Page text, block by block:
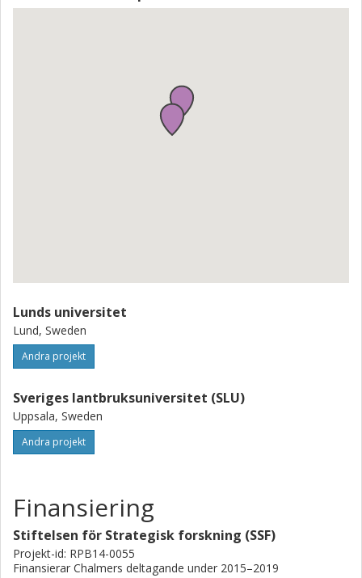
Lunds universitet
Lund, Sweden
Andra projekt
Sveriges lantbruksuniversitet (SLU)
Uppsala, Sweden
Andra projekt
Finansiering
Stiftelsen för Strategisk forskning (SSF)
Projekt-id: RPB14-0055
Finansierar Chalmers deltagande under 2015–2019